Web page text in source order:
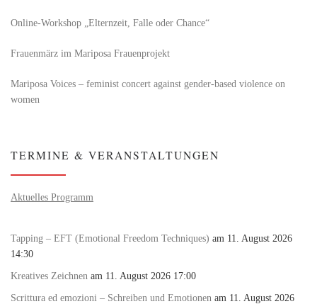
Online-Workshop „Elternzeit, Falle oder Chance“
Frauenmärz im Mariposa Frauenprojekt
Mariposa Voices – feminist concert against gender-based violence on
women
TERMINE & VERANSTALTUNGEN
Aktuelles Programm
Tapping – EFT (Emotional Freedom Techniques) am 11. August 2026
14:30
Kreatives Zeichnen am 11. August 2026 17:00
Scrittura ed emozioni – Schreiben und Emotionen am 11. August 2026